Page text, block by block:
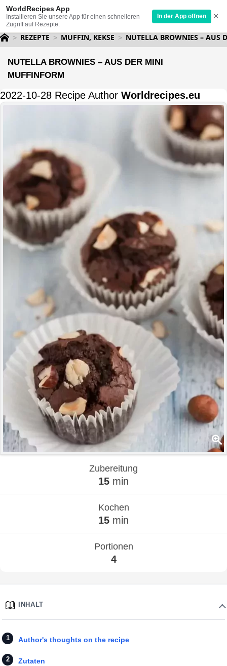
WorldRecipes App
Installieren Sie unsere App für einen schnelleren
Zugriff auf Rezepte.
In der App öffnen ×
REZEPTE MUFFIN, KEKSE NUTELLA BROWNIES – AUS
NUTELLA BROWNIES – AUS DER MINI
MUFFINFORM
2022-10-28 Recipe Author Worldrecipes.eu
Zubereitung
15 min
Kochen
15 min
Portionen
4
INHALT
Author's thoughts on the recipe
Zutaten